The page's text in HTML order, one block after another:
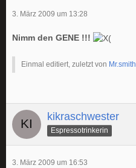
3. März 2009 um 13:28
Nimm den GENE !!!
Einmal editiert, zuletzt von Mr.smith
kikraschwester
Espressotrinkerin
3. März 2009 um 16:53